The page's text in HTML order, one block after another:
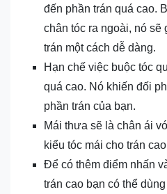
đến phần trán quá cao.
chân tóc ra ngoài, nó sẽ
trán một cách dễ dàng.
Hạn chế việc buộc tóc
quá cao. Nó khiến đối
phần trán của bạn.
Mái thưa sẽ là chân ái
kiểu tóc mái cho trán
Để có thêm điểm nhấn
trán cao bạn có thể